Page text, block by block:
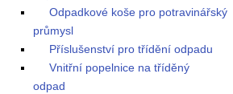
Odpadkové koše pro potravinářský
průmysl
Příslušenství pro třídění odpadu
Vnitřní popelnice na tříděný
odpad